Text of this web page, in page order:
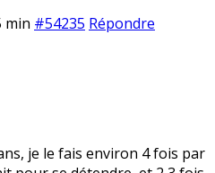
min #54235 Répondre
je le fais environ 4 fois par